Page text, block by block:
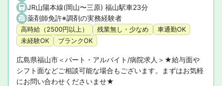
JR山陽本線(岡山〜三原) 福山駅車23分
薬剤師免許※調剤の実務経験者
高時給（2500円以上） 残業無し・少なめ
車通勤OK
未経験OK
ブランクOK
広島県福山市＜パート・アルバイト/病院求人＞★給与面や
シフト面などご相談可能な場合もございます。まずはお気軽
にお問い合わせくださいませ★